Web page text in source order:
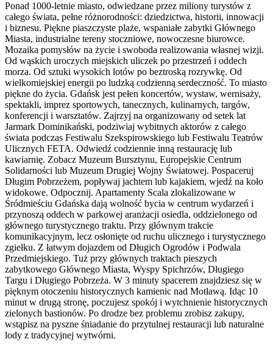
Ponad 1000-letnie miasto, odwiedzane przez miliony turystów z
całego świata, pełne różnorodności: dziedzictwa, historii, innowacji
i biznesu. Piękne piaszczyste plaże, wspaniałe zabytki Głównego
Miasta, industrialne tereny stoczniowe, nowoczesne biurowce.
Mozaika pomysłów na życie i swoboda realizowania własnej wizji.
Od wąskich uroczych miejskich uliczek po przestrzeń i oddech
morza. Od sztuki wysokich lotów po beztroską rozrywkę. Od
wielkomiejskiej energii po ludzką codzienną serdeczność. To miasto
piękne do życia. Gdańsk jest pełen koncertów, wystaw, wernisaży,
spektakli, imprez sportowych, tanecznych, kulinarnych, targów,
konferencji i warsztatów. Zajrzyj na organizowany od setek lat
Jarmark Dominikański, podziwiaj wybitnych aktorów z całego
świata podczas Festiwalu Szekspirowskiego lub Festiwalu Teatrów
Ulicznych FETA. Odwiedź codziennie inną restaurację lub
kawiarnię. Zobacz Muzeum Bursztynu, Europejskie Centrum
Solidarności lub Muzeum Drugiej Wojny Światowej. Pospaceruj
Długim Pobrzeżem, popływaj jachtem lub kajakiem, wjedź na koło
widokowe. Odpocznij. Apartamenty Scala zlokalizowane w
Śródmieściu Gdańska dają wolność bycia w centrum wydarzeń i
przynoszą oddech w parkowej aranżacji osiedla, oddzielonego od
głównego turystycznego traktu. Przy głównym trakcie
komunikacyjnym, lecz osłonięte od ruchu ulicznego i turystycznego
zgiełku. Z łatwym dojazdem od Długich Ogrodów i Podwala
Przedmiejskiego. Tuż przy głównych traktach pieszych
zabytkowego Głównego Miasta, Wyspy Spichrzów, Długiego
Targu i Długiego Pobrzeża. W 3 minuty spacerem znajdziesz się w
pięknym otoczeniu historycznych kamienic nad Motławą. Idąc 10
minut w drugą stronę, poczujesz spokój i wytchnienie historycznych
zielonych bastionów. Po drodze bez problemu zrobisz zakupy,
wstąpisz na pyszne śniadanie do przytulnej restauracji lub naturalne
lody z tradycyjnej wytwórni.